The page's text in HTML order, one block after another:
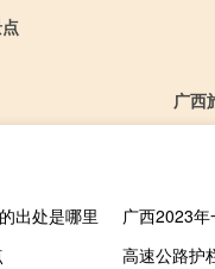
广西
出处是哪里